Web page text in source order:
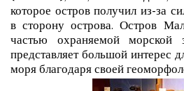
которое остров получил из-за
в сторону острова. Остров
частью охраняемой
представляет большой интерес
моря благодаря своей